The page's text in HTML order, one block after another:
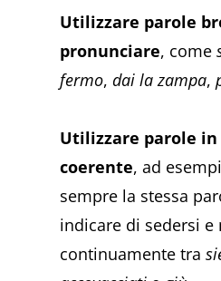
Utilizzare parole
pronunciare, come
fermo,dai la zampa,
Utilizzare parole in
coerente, ad
sempre la stessa
indicare di sedersi e
continuamente tra